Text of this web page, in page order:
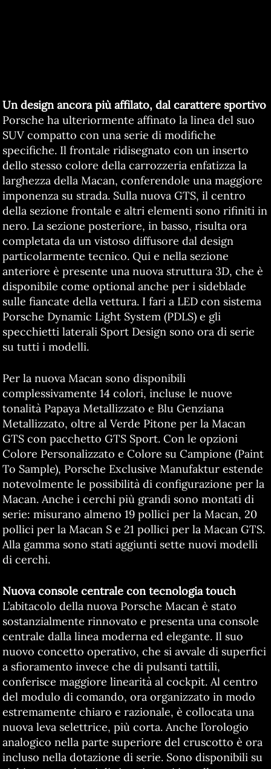
Un design ancora più affilato, dal carattere sportivo
Porsche ha ulteriormente affinato la linea del suo
SUV compatto con una serie di modifiche
specifiche. Il frontale ridisegnato con un inserto
dello stesso colore della carrozzeria enfatizza la
larghezza della Macan, conferendole una maggiore
imponenza su strada. Sulla nuova GTS, il centro
della sezione frontale e altri elementi sono rifiniti in
nero. La sezione posteriore, in basso, risulta ora
completata da un vistoso diffusore dal design
particolarmente tecnico. Qui e nella sezione
anteriore è presente una nuova struttura 3D, che è
disponibile come optional anche per i sideblade
sulle fiancate della vettura. I fari a LED con sistema
Porsche Dynamic Light System (PDLS) e gli
specchietti laterali Sport Design sono ora di serie
su tutti i modelli.
Per la nuova Macan sono disponibili
complessivamente 14 colori, incluse le nuove
tonalità Papaya Metallizzato e Blu Genziana
Metallizzato, oltre al Verde Pitone per la Macan
GTS con pacchetto GTS Sport. Con le opzioni
Colore Personalizzato e Colore su Campione (Paint
To Sample), Porsche Exclusive Manufaktur estende
notevolmente le possibilità di configurazione per la
Macan. Anche i cerchi più grandi sono montati di
serie: misurano almeno 19 pollici per la Macan, 20
pollici per la Macan S e 21 pollici per la Macan GTS.
Alla gamma sono stati aggiunti sette nuovi modelli
di cerchi.
Nuova console centrale con tecnologia touch
L’abitacolo della nuova Porsche Macan è stato
sostanzialmente rinnovato e presenta una console
centrale dalla linea moderna ed elegante. Il suo
nuovo concetto operativo, che si avvale di superfici
a sfioramento invece che di pulsanti tattili,
conferisce maggiore linearità al cockpit. Al centro
del modulo di comando, ora organizzato in modo
estremamente chiaro e razionale, è collocata una
nuova leva selettrice, più corta. Anche l’orologio
analogico nella parte superiore del cruscotto è ora
incluso nella dotazione di serie. Sono disponibili su